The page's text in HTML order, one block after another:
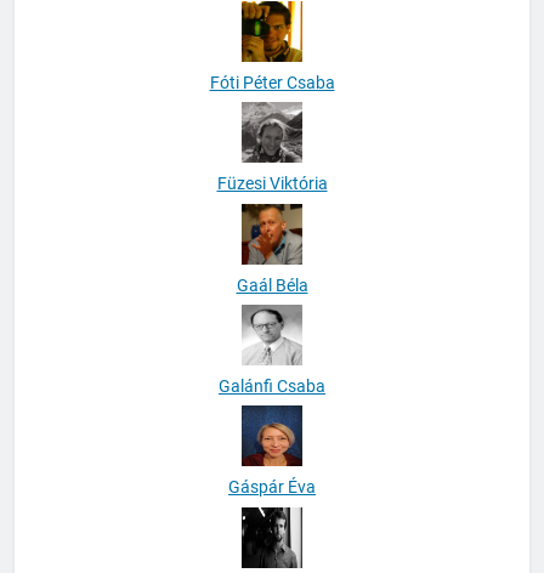
Fóti Péter Csaba
Füzesi Viktória
Gaál Béla
Galánfi Csaba
Gáspár Éva